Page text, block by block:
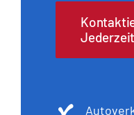
Jederzeit